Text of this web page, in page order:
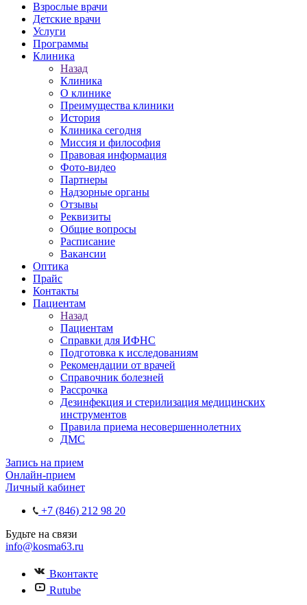
Взрослые врачи
Детские врачи
Услуги
Программы
Клиника
Назад
Клиника
О клинике
Преимущества клиники
История
Клиника сегодня
Миссия и философия
Правовая информация
Фото-видео
Партнеры
Надзорные органы
Отзывы
Реквизиты
Общие вопросы
Расписание
Вакансии
Оптика
Прайс
Контакты
Пациентам
Назад
Пациентам
Справки для ИФНС
Подготовка к исследованиям
Рекомендации от врачей
Справочник болезней
Рассрочка
Дезинфекция и стерилизация медицинских
инструментов
Правила приема несовершеннолетних
ДМС
Запись на прием
Онлайн-прием
Личный кабинет
+7 (846) 212 98 20
Будьте на связи
info@kosma63.ru
Вконтакте
Rutube